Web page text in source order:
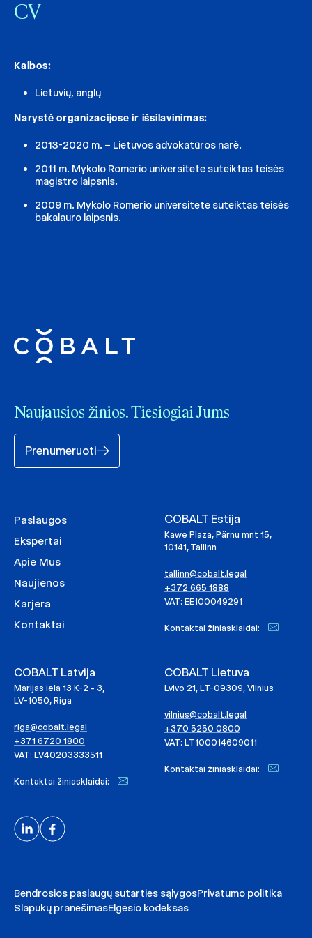
CV
Kalbos:
Lietuvių, anglų
Narystė organizacijose ir išsilavinimas:
2013-2020 m. – Lietuvos advokatūros narė.
2011 m. Mykolo Romerio universitete suteiktas teisės
magistro laipsnis.
2009 m. Mykolo Romerio universitete suteiktas teisės
bakalauro laipsnis.
Naujausios žinios. Tiesiogiai Jums
Prenumeruoti
Paslaugos
Ekspertai
Apie Mus
Naujienos
Karjera
Kontaktai
COBALT Estija
Kawe Plaza, Pärnu mnt 15,
10141, Tallinn
tallinn@cobalt.legal
+372 665 1888
VAT: EE100049291
Kontaktai žiniasklaidai:
COBALT Latvija
Marijas iela 13 K-2 - 3,
LV-1050, Riga
riga@cobalt.legal
+371 6720 1800
VAT: LV40203333511
Kontaktai žiniasklaidai:
COBALT Lietuva
Lvivo 21, LT-09309, Vilnius
vilnius@cobalt.legal
+370 5250 0800
VAT: LT100014609011
Kontaktai žiniasklaidai:
Bendrosios paslaugų sutarties sąlygosPrivatumo politika
Slapukų pranešimasElgesio kodeksas